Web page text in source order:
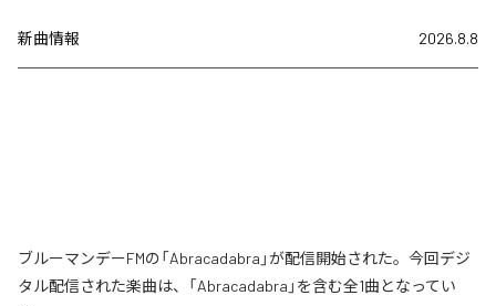
新曲情報 2026.8.8
ブルーマンデーFMの「Abracadabra」が配信開始された。今回デジ
タル配信された楽曲は、「Abracadabra」を含む全1曲となってい